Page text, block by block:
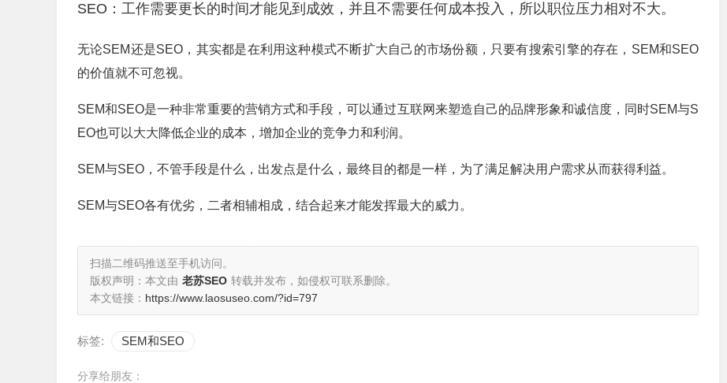
SEO：工作需要更长的时间才能见到成效，并且不需要任何成本投入，所以职位压力相对不大。
无论SEM还是SEO，其实都是在利用这种模式不断扩大自己的市场份额，只要有搜索引擎的存在，SEM和SEO
的价值就不可忽视。
SEM和SEO是一种非常重要的营销方式和手段，可以通过互联网来塑造自己的品牌形象和诚信度，同时SEM与S
EO也可以大大降低企业的成本，增加企业的竞争力和利润。
SEM与SEO，不管手段是什么，出发点是什么，最终目的都是一样，为了满足解决用户需求从而获得利益。
SEM与SEO各有优劣，二者相辅相成，结合起来才能发挥最大的威力。
扫描二维码推送至手机访问。
版权声明：本文由 老苏SEO 转载并发布，如侵权可联系删除。
本文链接： https://www.laosuseo.com/?id=797
标签: SEM和SEO
分享给朋友：